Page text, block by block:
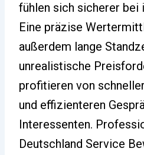
fühlen sich sicherer bei
Eine präzise
außerdem lange
unrealistische
profitieren von
und effizienteren
Interessenten.
Deutschland Service